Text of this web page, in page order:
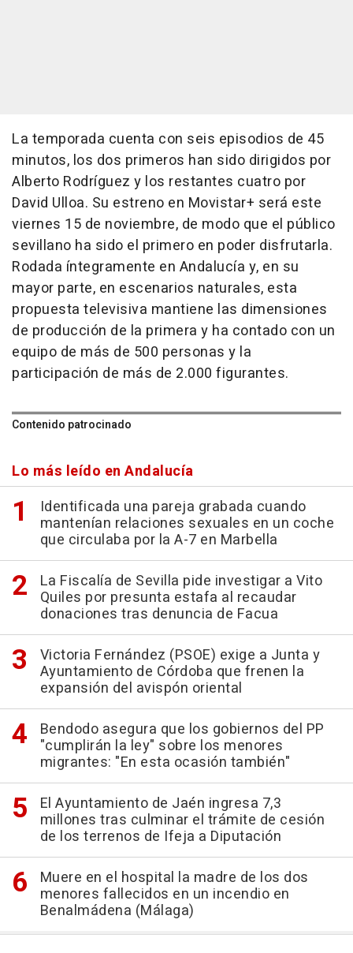
La temporada cuenta con seis episodios de 45
minutos, los dos primeros han sido dirigidos por
Alberto Rodríguez y los restantes cuatro por
David Ulloa. Su estreno en Movistar+ será este
viernes 15 de noviembre, de modo que el público
sevillano ha sido el primero en poder disfrutarla.
Rodada íntegramente en Andalucía y, en su
mayor parte, en escenarios naturales, esta
propuesta televisiva mantiene las dimensiones
de producción de la primera y ha contado con un
equipo de más de 500 personas y la
participación de más de 2.000 figurantes.
Contenido patrocinado
Lo más leído en Andalucía
Identificada una pareja grabada cuando
mantenían relaciones sexuales en un coche
que circulaba por la A-7 en Marbella
La Fiscalía de Sevilla pide investigar a Vito
Quiles por presunta estafa al recaudar
donaciones tras denuncia de Facua
Victoria Fernández (PSOE) exige a Junta y
Ayuntamiento de Córdoba que frenen la
expansión del avispón oriental
Bendodo asegura que los gobiernos del PP
"cumplirán la ley" sobre los menores
migrantes: "En esta ocasión también"
El Ayuntamiento de Jaén ingresa 7,3
millones tras culminar el trámite de cesión
de los terrenos de Ifeja a Diputación
Muere en el hospital la madre de los dos
menores fallecidos en un incendio en
Benalmádena (Málaga)